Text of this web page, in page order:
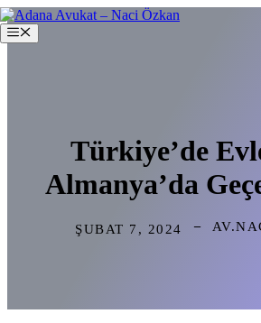
İçeriğe
atla
Menü
Türkiye’de
Almanya’da
ŞUBAT 7, 2024